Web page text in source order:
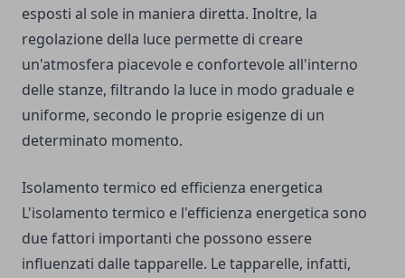
esposti al sole in maniera diretta. Inoltre, la
regolazione della luce permette di creare
un'atmosfera piacevole e confortevole all'interno
delle stanze, filtrando la luce in modo graduale e
uniforme, secondo le proprie esigenze di un
determinato momento.
Isolamento termico ed efficienza energetica
L'isolamento termico e l'efficienza energetica sono
due fattori importanti che possono essere
influenzati dalle tapparelle. Le tapparelle, infatti,